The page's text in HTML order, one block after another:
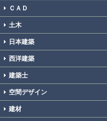
ＣＡＤ
土木
日本建築
西洋建築
建築士
空間デザイン
建材